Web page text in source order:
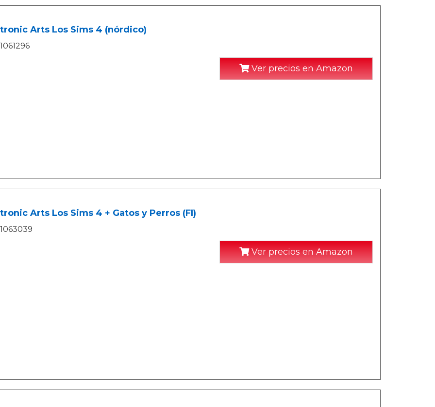
Arts Los Sims 4 (nórdico)
1061296
Ver precios en Amazon
Arts Los Sims 4 + Gatos y Perros (FI)
1063039
Ver precios en Amazon